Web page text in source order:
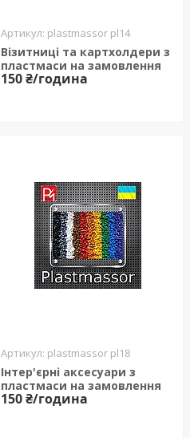
plastmassor pl14
Візитниці та картхолдери з
пластмаси на замовлення
150 ₴/година
plastmassor pl18
Інтер'єрні аксесуари з
пластмаси на замовлення
150 ₴/година